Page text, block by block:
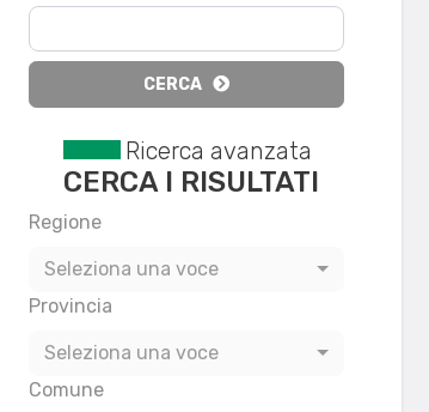
CERCA
Ricerca avanzata
CERCA I RISULTATI
Regione
Seleziona una voce
Provincia
Seleziona una voce
Comune